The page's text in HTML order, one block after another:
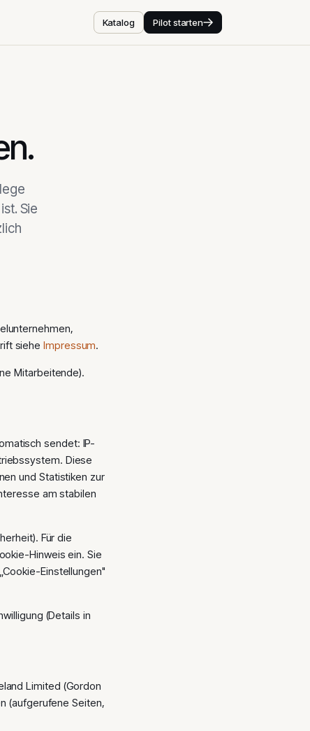
Katalog Pilot starten
Sie
siehe Impressum.
Mitarbeitende).
sendet: IP-
Diese
und Statistiken zur
am stabilen
Für die
Hinweis ein. Sie
Einstellungen"
(Details in
Limited (Gordon
(aufgerufene Seiten,